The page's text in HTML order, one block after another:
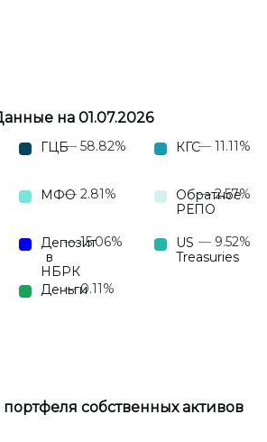
на 01.07.2026
ГЦБ 58.82% КГС 11.11%
МФО 2.81%
Обратное
РЕПО
2.57%
Депозит
в
НБРК
15.06%
US
Treasuries
9.52%
Деньги0.11%
портфеля собственных активов